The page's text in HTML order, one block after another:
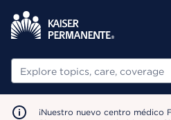
Buscar
¡Nuestro nuevo centro médico